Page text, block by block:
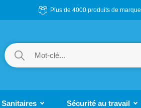
Plus de 4000 produits de marque
Sanitaires Sécurité au travail